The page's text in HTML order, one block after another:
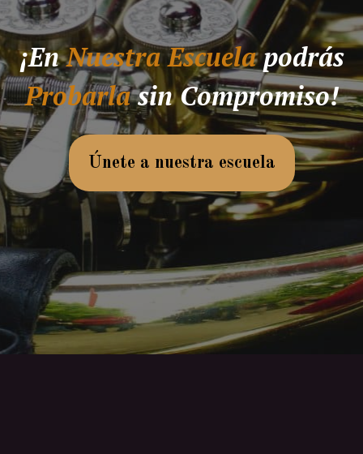
¡EnNuestra Escuelapodrás
Probarlasin Compromiso!
Únete a nuestra escuela